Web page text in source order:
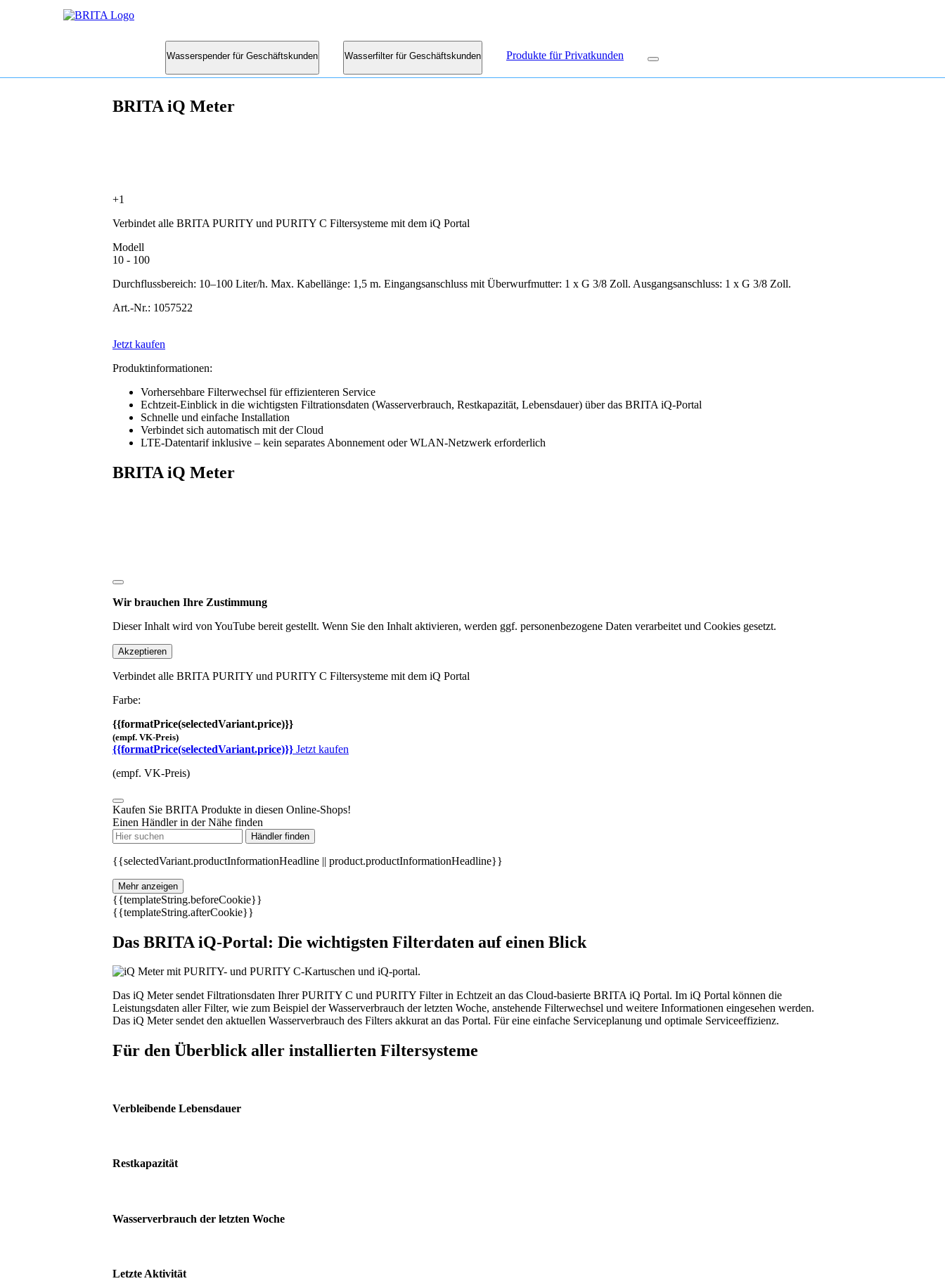
Wasserspender für Geschäftskunden Wasserfilter für Geschäftskunden Produkte für Privatkunden
BRITA iQ Meter
+1
Verbindet alle BRITA PURITY und PURITY C Filtersysteme mit dem iQ Portal
Modell
10 - 100
Durchflussbereich: 10–100 Liter/h. Max. Kabellänge: 1,5 m. Eingangsanschluss mit Überwurfmutter: 1 x G 3/8 Zoll. Ausgangsanschluss: 1 x G 3/8 Zoll.
Art.-Nr.: 1057522
Jetzt kaufen
Produktinformationen:
Vorhersehbare Filterwechsel für effizienteren Service
Echtzeit-Einblick in die wichtigsten Filtrationsdaten (Wasserverbrauch, Restkapazität, Lebensdauer) über das BRITA iQ-Portal
Schnelle und einfache Installation
Verbindet sich automatisch mit der Cloud
LTE-Datentarif inklusive – kein separates Abonnement oder WLAN-Netzwerk erforderlich
BRITA iQ Meter
Wir brauchen Ihre Zustimmung
Dieser Inhalt wird von YouTube bereit gestellt. Wenn Sie den Inhalt aktivieren, werden ggf. personenbezogene Daten verarbeitet und Cookies gesetzt.
Akzeptieren
Verbindet alle BRITA PURITY und PURITY C Filtersysteme mit dem iQ Portal
Farbe:
{{formatPrice(selectedVariant.price)}}
(empf. VK-Preis)
{{formatPrice(selectedVariant.price)}} Jetzt kaufen
(empf. VK-Preis)
Kaufen Sie BRITA Produkte in diesen Online-Shops!
Einen Händler in der Nähe finden
Händler finden
{{selectedVariant.productInformationHeadline || product.productInformationHeadline}}
Mehr anzeigen
{{templateString.beforeCookie}}
{{templateString.afterCookie}}
Das BRITA iQ-Portal: Die wichtigsten Filterdaten auf einen Blick
Das iQ Meter sendet Filtrationsdaten Ihrer PURITY C und PURITY Filter in Echtzeit an das Cloud-basierte BRITA iQ Portal. Im iQ Portal können die
Leistungsdaten aller Filter, wie zum Beispiel der Wasserverbrauch der letzten Woche, anstehende Filterwechsel und weitere Informationen eingesehen werden.
Das iQ Meter sendet den aktuellen Wasserverbrauch des Filters akkurat an das Portal. Für eine einfache Serviceplanung und optimale Serviceeffizienz.
Für den Überblick aller installierten Filtersysteme
Verbleibende Lebensdauer
Restkapazität
Wasserverbrauch der letzten Woche
Letzte Aktivität